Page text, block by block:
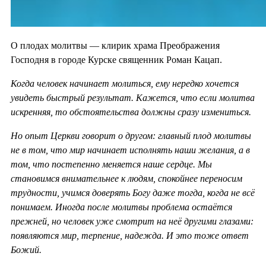
О плодах молитвы — клирик храма Преображения
Господня в городе Курске священник Роман Кацап.
Когда человек начинает молиться, ему нередко хочется
увидеть быстрый результат. Кажется, что если молитва
искренняя, то обстоятельства должны сразу измениться.
Но опыт Церкви говорит о другом: главный плод молитвы
не в том, что мир начинает исполнять наши желания, а в
том, что постепенно меняется наше сердце. Мы
становимся внимательнее к людям, спокойнее переносим
трудности, учимся доверять Богу даже тогда, когда не всё
понимаем. Иногда после молитвы проблема остаётся
прежней, но человек уже смотрит на неё другими глазами:
появляются мир, терпение, надежда. И это тоже ответ
Божий.